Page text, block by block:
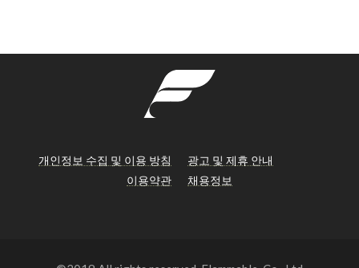
개인정보 수집 및 이용 방침
이용약관
광고 및 제휴 안내
채용정보